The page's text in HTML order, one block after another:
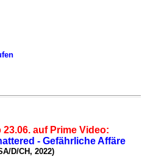
23.06. auf Prime Video:
- Gefährliche Affäre
D/CH, 2022)